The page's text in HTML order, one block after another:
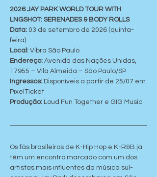
2026 JAY PARK WORLD TOUR WITH
LNGSHOT: SERENADES & BODY ROLLS
Data: 03 de setembro de 2026 (quinta-
feira)
Local: Vibra São Paulo
Endereço: Avenida das Nações Unidas,
17955 – Vila Almeida – São Paulo/SP
Ingressos: Disponíveis a partir de 25/07 em
PixelTicket
Produção: Loud Fun Together e GIG Music
Os fãs brasileiros de K-Hip Hop e K-R&B já
têm um encontro marcado com um dos
artistas mais influentes da música sul-